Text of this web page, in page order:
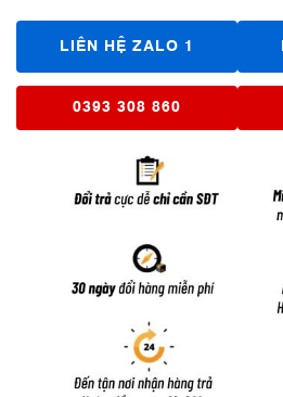
LIÊN HỆ ZALO 1
0393 308 860